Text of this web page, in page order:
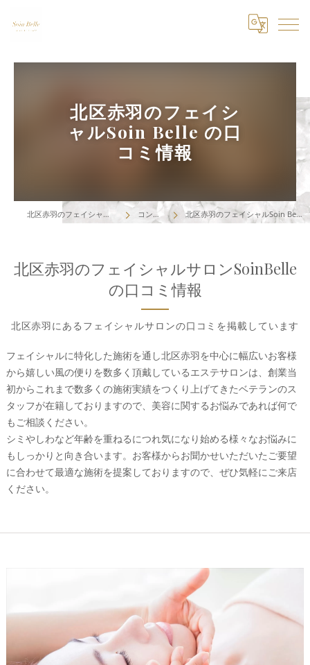
北区赤羽のフェイシ
ャルSoin Belle の口
コミ情報
北区赤羽のフェイシャルはSoin Belle コンセプト 北区赤羽のフェイシャルSoin Belle の口コミ情報
北区赤羽にあるフェイシャルサロンの口コミを掲載しています
北区赤羽のフェイシャルサロンSoinBelle
の口コミ情報
フェイシャルに特化した施術を通し北区赤羽を中心に幅広いお客様
から嬉しい風の便りを数多く頂戴しているエステサロンは、創業当
初からこれまで数多くの施術実績をつくり上げてきたベテランのス
タッフが在籍しておりますので、美容に関するお悩みであれば何で
もご相談ください。
シミやしわなど年齢を重ねるにつれ気になり始める様々なお悩みに
もしっかりと向き合います。お客様からお聞かせいただいたご要望
に合わせて最適な施術を提案しておりますので、ぜひ気軽にご来店
ください。